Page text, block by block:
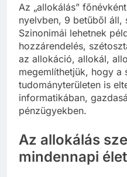
Az „allokálás”
nyelvben, 9 betűből
Szinonimái lehetnek
hozzárendelés,
az allokáció, allokál,
megemlíthetjük, hogy a
tudományterületen is
informatikában,
pénzügyekben.
Az allokálás
mindennapi